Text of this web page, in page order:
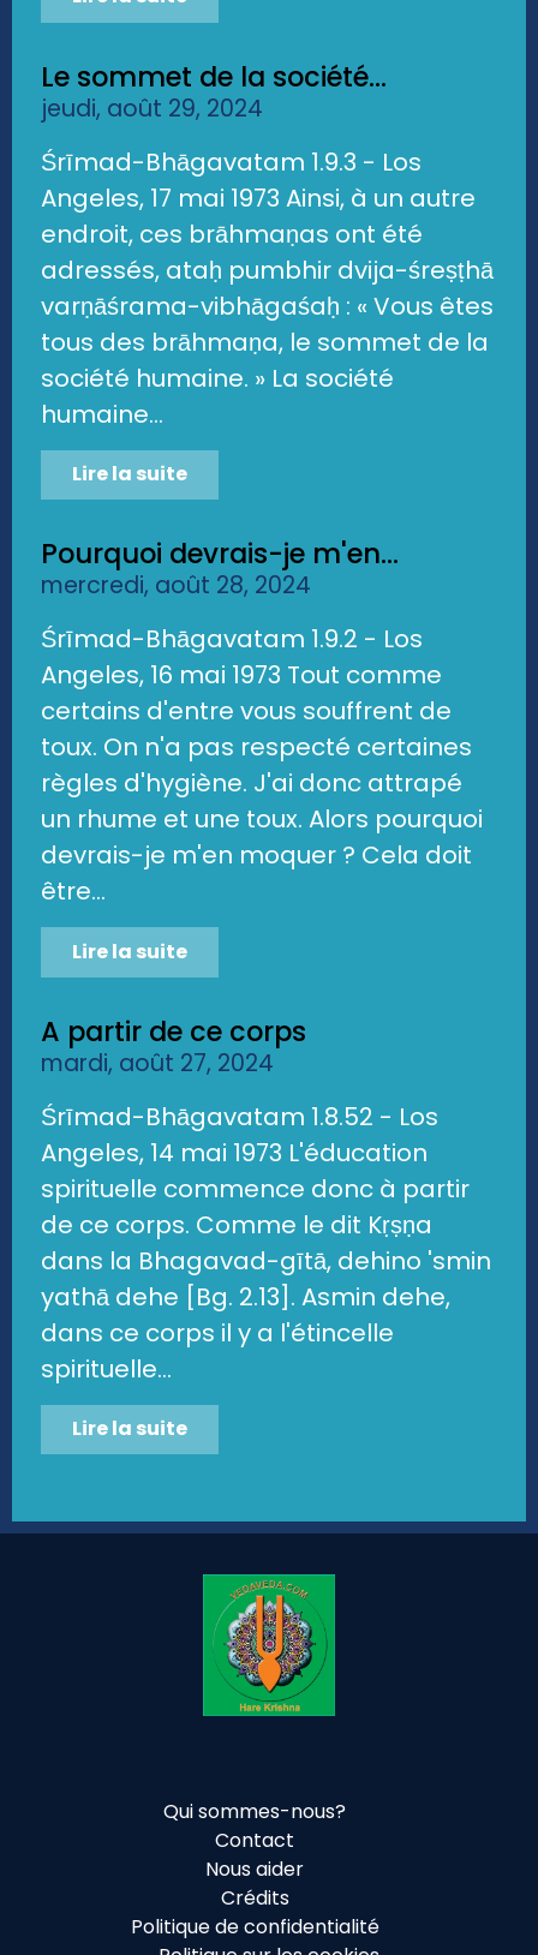
Le sommet de la société...
jeudi, août 29, 2024
Śrīmad-Bhāgavatam 1.9.3 - Los
Angeles, 17 mai 1973 Ainsi, à un autre
endroit, ces brāhmaṇas ont été
adressés, ataḥ pumbhir dvija-śreṣṭhā
varṇāśrama-vibhāgaśaḥ : « Vous êtes
tous des brāhmaṇa, le sommet de la
société humaine. » La société
humaine...
Lire la suite
Pourquoi devrais-je m'en...
mercredi, août 28, 2024
Śrīmad-Bhāgavatam 1.9.2 - Los
Angeles, 16 mai 1973 Tout comme
certains d'entre vous souffrent de
toux. On n'a pas respecté certaines
règles d'hygiène. J'ai donc attrapé
un rhume et une toux. Alors pourquoi
devrais-je m'en moquer ? Cela doit
être...
Lire la suite
A partir de ce corps
mardi, août 27, 2024
Śrīmad-Bhāgavatam 1.8.52 - Los
Angeles, 14 mai 1973 L'éducation
spirituelle commence donc à partir
de ce corps. Comme le dit Kṛṣṇa
dans la Bhagavad-gītā, dehino 'smin
yathā dehe [Bg. 2.13]. Asmin dehe,
dans ce corps il y a l'étincelle
spirituelle...
Lire la suite
Qui sommes-nous?
Contact
Nous aider
Crédits
Politique de confidentialité